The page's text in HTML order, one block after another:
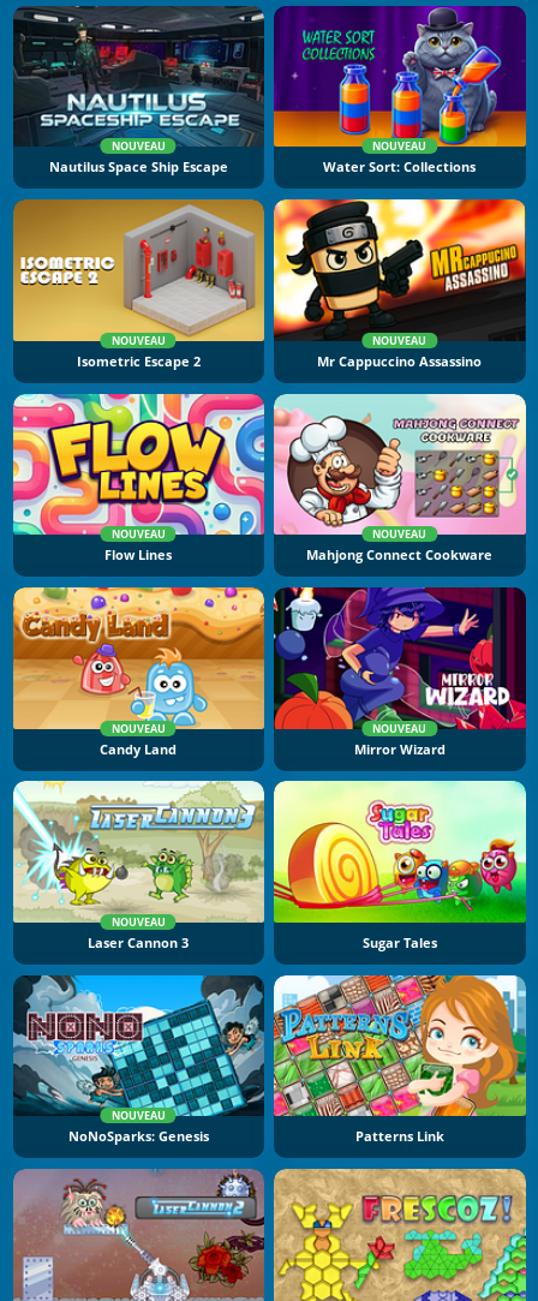
NOUVEAU
Nautilus Space Ship Escape
NOUVEAU
Water Sort: Collections
NOUVEAU
Isometric Escape 2
NOUVEAU
Mr Cappuccino Assassino
NOUVEAU
Flow Lines
NOUVEAU
Mahjong Connect Cookware
NOUVEAU
Candy Land
NOUVEAU
Mirror Wizard
NOUVEAU
Laser Cannon 3 Sugar Tales
NOUVEAU
NoNoSparks: Genesis Patterns Link